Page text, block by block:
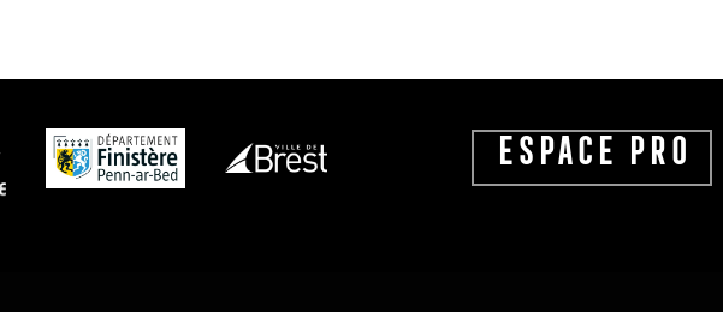
ESPACE PRO